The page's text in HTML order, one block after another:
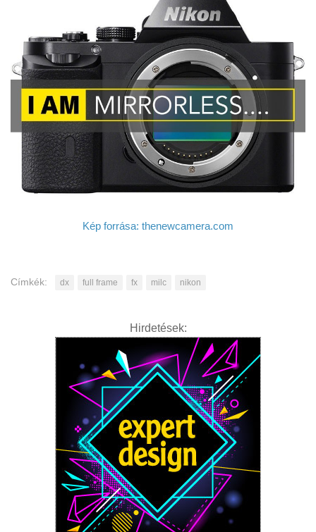
Kép forrása: thenewcamera.com
Címkék: dx full frame fx milc nikon
Hirdetések: